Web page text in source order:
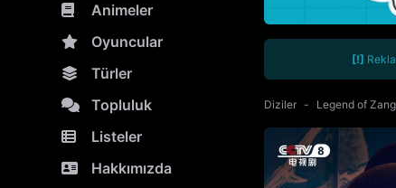
Animeler
Oyuncular
Türler
Topluluk
Listeler
Hakkımızda
[!]
Diziler Legend of